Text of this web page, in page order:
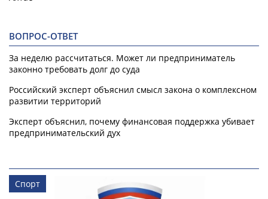
ВОПРОС-ОТВЕТ
За неделю рассчитаться. Может ли предприниматель
законно требовать долг до суда
Российский эксперт объяснил смысл закона о комплексном
развитии территорий
Эксперт объяснил, почему финансовая поддержка убивает
предпринимательский дух
Спорт